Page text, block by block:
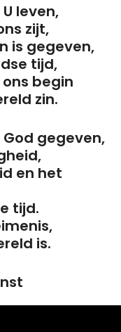
leven,
zijt,
is gegeven,
tijd,
begin
zin.
gegeven,
en het
tijd.
is.